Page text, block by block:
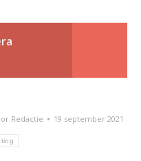
Redactie 19 september 2021